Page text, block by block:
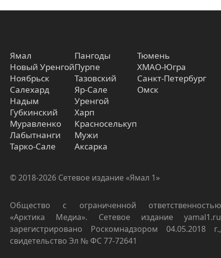
Ямал
Новый Уренгой
Ноябрьск
Салехард
Надым
Губкинский
Муравленко
Лабытнанги
Тарко-Сале
Пангоды
Пурпе
Тазовский
Яр-Сале
Уренгой
Харп
Красноселькуп
Мужи
Аксарка
Тюмень
ХМАО-Югра
Санкт-Петербург
Омск
© 2018-2026 Сетевое издание «Ямал 1»
Общество с ограниченной ответственностью
«Арктика Медиа». Сетевое издание yamal1.ru
зарегистрировано Роскомнадзором 04.05.2018 г.,
свидетельство Эл № ФС 77-72641